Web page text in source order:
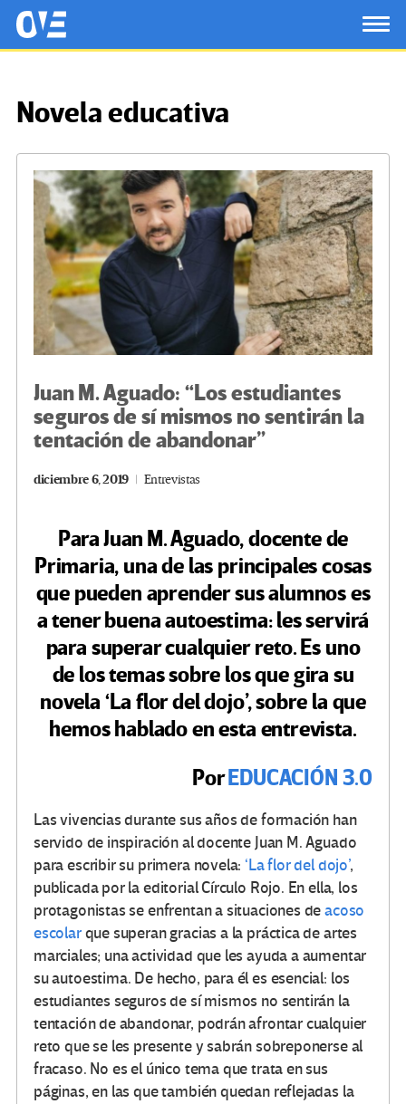
Saltar al contenido principal
OtrasVocesenEducacion.org
Novela educativa
Juan M. Aguado: “Los estudiantes
seguros de sí mismos no sentirán la
tentación de abandonar”
diciembre 6, 2019 Entrevistas
Para Juan M. Aguado, docente de
Primaria, una de las principales cosas
que pueden aprender sus alumnos es
a tener buena autoestima: les servirá
para superar cualquier reto. Es uno
de los temas sobre los que gira su
novela ‘La flor del dojo’, sobre la que
hemos hablado en esta entrevista.
PorEDUCACIÓN 3.0
Las vivencias durante sus años de formación han
servido de inspiración al docente Juan M. Aguado
para escribir su primera novela: ‘La flor del dojo’,
publicada por la editorial Círculo Rojo. En ella, los
protagonistas se enfrentan a situaciones deacoso
escolarque superan gracias a la práctica de artes
marciales; una actividad que les ayuda a aumentar
su autoestima. De hecho, para él es esencial: los
estudiantes seguros de sí mismos no sentirán la
tentación de abandonar, podrán afrontar cualquier
reto que se les presente y sabrán sobreponerse al
fracaso. No es el único tema que trata en sus
páginas, en las que también quedan reflejadas la